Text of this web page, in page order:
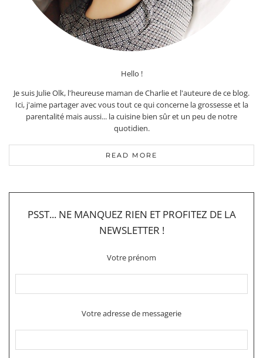
Hello !
Je suis Julie Olk, l'heureuse maman de Charlie et l'auteure de ce blog.
Ici, j'aime partager avec vous tout ce qui concerne la grossesse et la
parentalité mais aussi... la cuisine bien sûr et un peu de notre
quotidien.
READ MORE
PSST... NE MANQUEZ RIEN ET PROFITEZ DE LA
NEWSLETTER !
Votre prénom
Votre adresse de messagerie